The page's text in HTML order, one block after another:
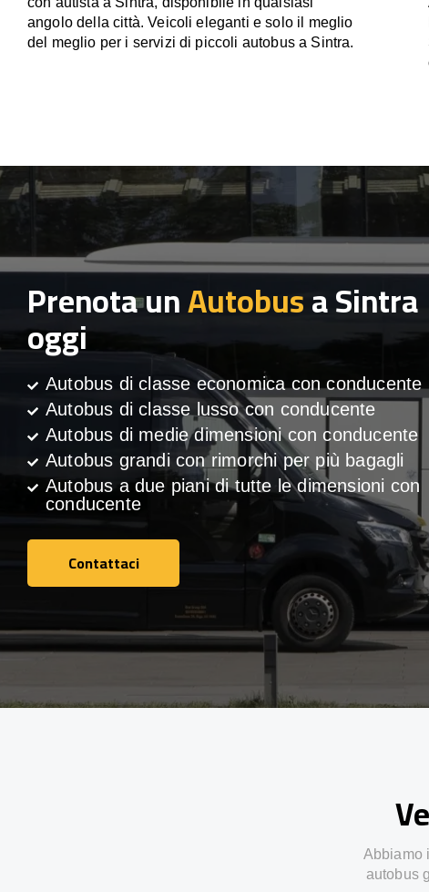
angolo della città. Veicoli eleganti e solo il meglio
del meglio per i servizi di piccoli autobus a Sintra.
Prenota unAutobusa Sintra
oggi
Autobus di classe economica con conducente
Autobus di classe lusso con conducente
Autobus di medie dimensioni con conducente
Autobus grandi con rimorchi per più bagagli
Autobus a due piani di tutte le dimensioni con
conducente
Contattaci
Contattaci
Abbiamo
autobus